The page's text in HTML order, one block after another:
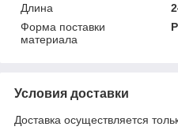
Длина
Форма поставки
материала
Условия доставки
Доставка осуществляется